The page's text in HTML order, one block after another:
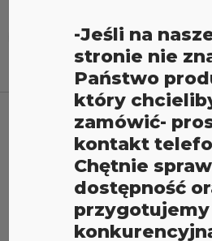
produktów
W naszej galerii realizacji
z prawdziwych pokazów
zorganizowaliśmy — wesela,
urodziny i wydarzenia
-Jeśli na
stronie nie
Państwo
który
zamówić-
kontakt
Chętnie
dostępność
przygotujemy